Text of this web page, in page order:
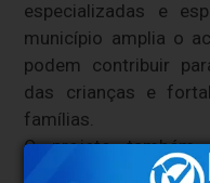
especializadas e
município amplia o
podem contribuir
das crianças e
famílias.
O projeto também
administração